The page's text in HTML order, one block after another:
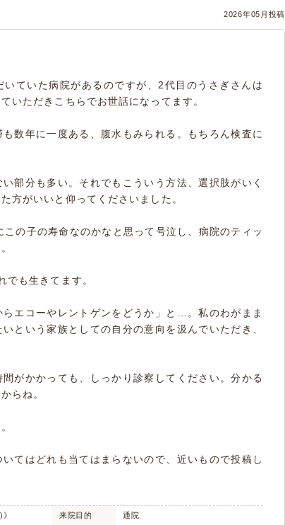
2026年05月投稿
ていた病院があるのですが、2代目のうさぎさんは
いただきこちらでお世話になってます。
数年に一度ある、腹水もみられる。もちろん検査に
部分も多い。それでもこういう方法、選択肢がいく
方がいいと仰ってくださいました。
の子の寿命なのかなと思って号泣し、病院のティッ
でも生きてます。
エコーやレントゲンをどうか」と…。私のわがまま
という家族としての自分の意向を汲んでいただき、
がかかっても、しっかり診察してください。分かる
らね。
てはどれも当てはまらないので、近いもので投稿し
来院目的 通院